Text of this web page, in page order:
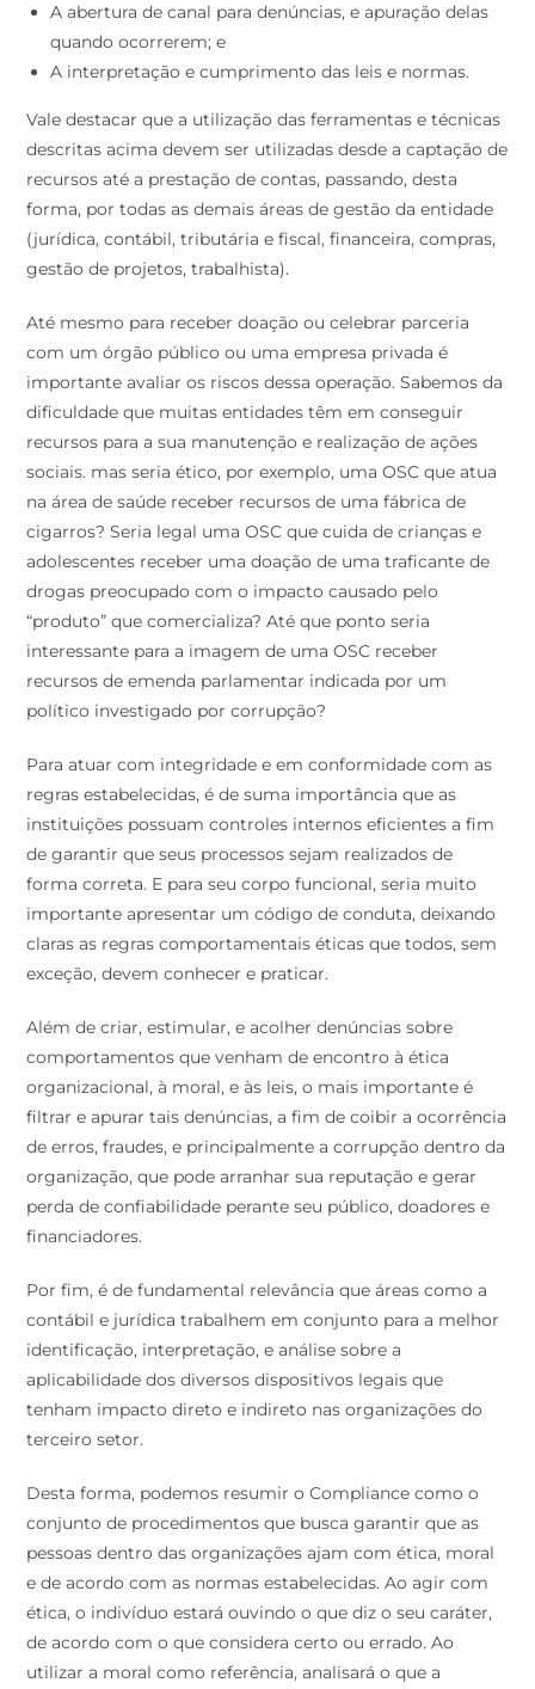
A abertura de canal para denúncias, e apuração delas
quando ocorrerem; e
A interpretação e cumprimento das leis e normas.
Vale destacar que a utilização das ferramentas e técnicas
descritas acima devem ser utilizadas desde a captação de
recursos até a prestação de contas, passando, desta
forma, por todas as demais áreas de gestão da entidade
(jurídica, contábil, tributária e fiscal, financeira, compras,
gestão de projetos, trabalhista).
Até mesmo para receber doação ou celebrar parceria
com um órgão público ou uma empresa privada é
importante avaliar os riscos dessa operação. Sabemos da
dificuldade que muitas entidades têm em conseguir
recursos para a sua manutenção e realização de ações
sociais. mas seria ético, por exemplo, uma OSC que atua
na área de saúde receber recursos de uma fábrica de
cigarros? Seria legal uma OSC que cuida de crianças e
adolescentes receber uma doação de uma traficante de
drogas preocupado com o impacto causado pelo
“produto” que comercializa? Até que ponto seria
interessante para a imagem de uma OSC receber
recursos de emenda parlamentar indicada por um
político investigado por corrupção?
Para atuar com integridade e em conformidade com as
regras estabelecidas, é de suma importância que as
instituições possuam controles internos eficientes a fim
de garantir que seus processos sejam realizados de
forma correta. E para seu corpo funcional, seria muito
importante apresentar um código de conduta, deixando
claras as regras comportamentais éticas que todos, sem
exceção, devem conhecer e praticar.
Além de criar, estimular, e acolher denúncias sobre
comportamentos que venham de encontro à ética
organizacional, à moral, e às leis, o mais importante é
filtrar e apurar tais denúncias, a fim de coibir a ocorrência
de erros, fraudes, e principalmente a corrupção dentro da
organização, que pode arranhar sua reputação e gerar
perda de confiabilidade perante seu público, doadores e
financiadores.
Por fim, é de fundamental relevância que áreas como a
contábil e jurídica trabalhem em conjunto para a melhor
identificação, interpretação, e análise sobre a
aplicabilidade dos diversos dispositivos legais que
tenham impacto direto e indireto nas organizações do
terceiro setor.
Desta forma, podemos resumir o Compliance como o
conjunto de procedimentos que busca garantir que as
pessoas dentro das organizações ajam com ética, moral
e de acordo com as normas estabelecidas. Ao agir com
ética, o indivíduo estará ouvindo o que diz o seu caráter,
de acordo com o que considera certo ou errado. Ao
utilizar a moral como referência, analisará o que a